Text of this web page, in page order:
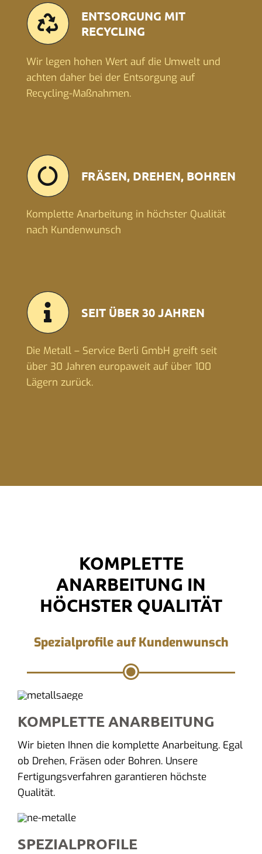
ENTSORGUNG MIT
RECYCLING
Wir legen hohen Wert auf die Umwelt und
achten daher bei der Entsorgung auf
Recycling-Maßnahmen.
FRÄSEN, DREHEN, BOHREN
Komplette Anarbeitung in höchster Qualität
nach Kundenwunsch
SEIT ÜBER 30 JAHREN
Die Metall – Service Berli GmbH greift seit
über 30 Jahren europaweit auf über 100
Lägern zurück.
KOMPLETTE
ANARBEITUNG IN
HÖCHSTER QUALITÄT
Spezialprofile auf Kundenwunsch
KOMPLETTE ANARBEITUNG
Wir bieten Ihnen die komplette Anarbeitung. Egal
ob Drehen, Fräsen oder Bohren. Unsere
Fertigungsverfahren garantieren höchste
Qualität.
SPEZIALPROFILE